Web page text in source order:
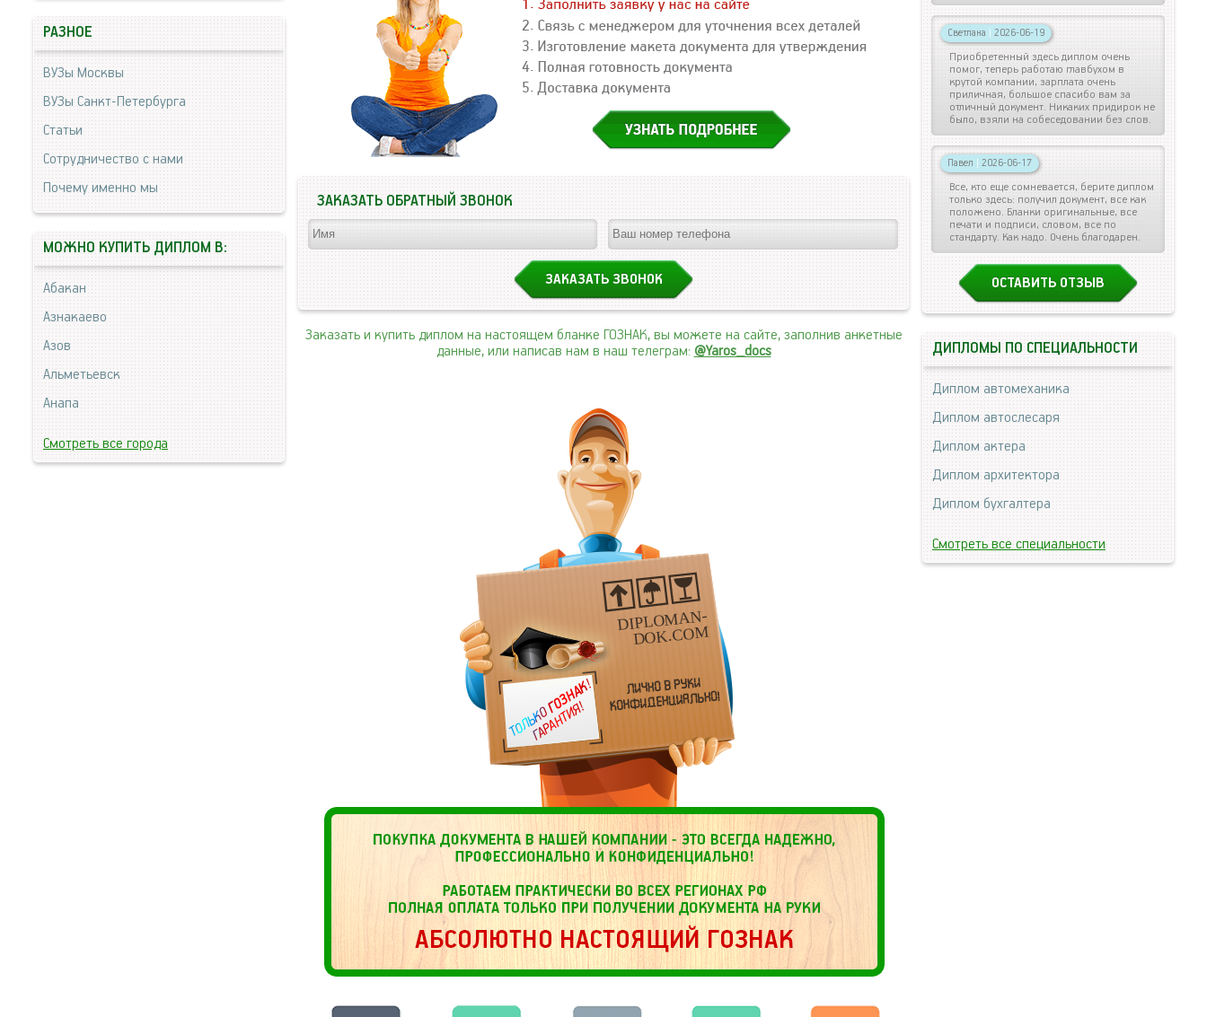
ЗАКАЗАТЬ ОБРАТНЫЙ ЗВОНОК
Заказать и купить диплом на настоящем бланке ГОЗНАК, вы можете на сайте, заполнив анкетные
данные, или написав нам в наш телеграм: @Yaros_docs
DIPLOMAN-
DOK.COM
РАЗНОЕ
ВУЗы Москвы
ВУЗы Санкт-Петербурга
Статьи
Сотрудничество с нами
Почему именно мы
МОЖНО КУПИТЬ ДИПЛОМ В:
Абакан
Азнакаево
Азов
Альметьевск
Анапа
Смотреть все города
Светлана | 2026-06-19
Приобретенный здесь диплом очень
помог, теперь работаю главбухом в
крутой компании, зарплата очень
приличная, большое спасибо вам за
отличный документ. Никаких придирок не
было, взяли на собеседовании без слов.
Павел | 2026-06-17
Все, кто еще сомневается, берите диплом
только здесь: получил документ, все как
положено. Бланки оригинальные, все
печати и подписи, словом, все по
стандарту. Как надо. Очень благодарен.
ОСТАВИТЬ ОТЗЫВ
ДИПЛОМЫ ПО СПЕЦИАЛЬНОСТИ
Диплом автомеханика
Диплом автослесаря
Диплом актера
Диплом архитектора
Диплом бухгалтера
Смотреть все специальности